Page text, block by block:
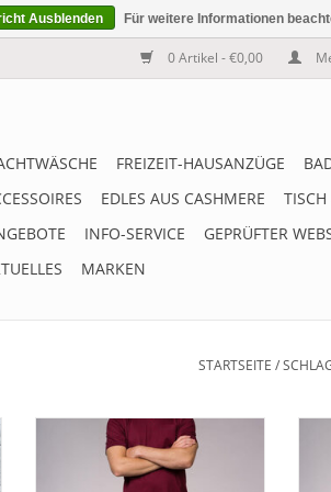
0 Artikel - €0,00
FREIZEIT-HAUSANZÜGE
EDLES AUS CASHMERE
INFO-SERVICE GEPRÜFTER
MARKEN
STARTSEITE /
Schöner eleganter Herren Pyjama
SIR 8590 mit kurzer Hose und
kurzen Ärmeln Farbe bordeaux. V-
Ausblenden Für weitere Informationen